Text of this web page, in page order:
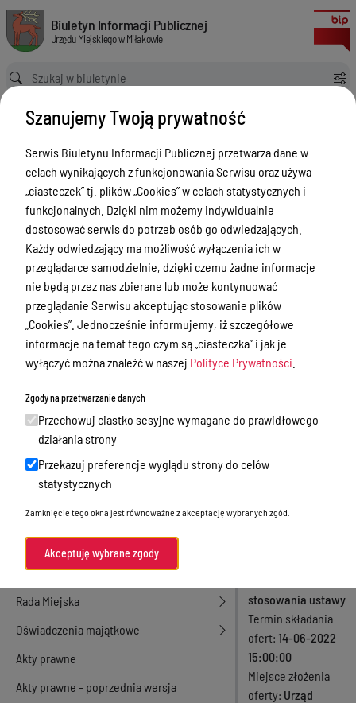
Dokumentacja projektowa na modernizację Stacji Uzdatniania Wody w
Biuletyn Informacji Publicznej Urzędu Miejskiego w Miłakowie
Biuletyn Informacji Publicznej
Urzędu Miejskiego w Miłakowie
Ścieżka powrotu
Strona główna
Zamówienia publiczne
Dokumentacja projektowa na modernizację Stacji Uzdatniania Wody w Boguchwałach
Zamówienia publiczne
Menu Przedmiotowe
Urząd Miejski w Miłakowie
Gmina Miłakowo
Majątek i finanse
Zamówienia publiczne
Urząd Stanu Cywilnego
Ewidencja ludności, dowody osobiste,
działalność gospodarcza
Przetargi
Ogłoszenia
Petycje
Nabór
Dyżury Aptek w Powiecie Ostródzkim
Komunikacja publiczna
Nieodpłatna pomoc prawna
Rada Miejska
Oświadczenia majątkowe
Akty prawne
Akty prawne - poprzednia wersja
Wersja obowiązująca
z dnia15-06-2022
09:22:47
Drukuj
Dokumentacja
projektowa na
modernizację
Stacji
Uzdatniania
RGT.ZP.45.2022
Usługi
stosowania ustawy
Termin składania
ofert 14-06-2022
15:00:00
Miejsce złożenia
oferty Urząd
Szanujemy Twoją prywatność
Serwis Biuletynu Informacji Publicznej przetwarza dane w
celach wynikających z funkcjonowania Serwisu oraz używa
„ciasteczek” tj. plików „Cookies” w celach statystycznych i
funkcjonalnych. Dzięki nim możemy indywidualnie
dostosować serwis do potrzeb osób go odwiedzających.
Każdy odwiedzający ma możliwość wyłączenia ich w
przeglądarce samodzielnie, dzięki czemu żadne informacje
nie będą przez nas zbierane lub może kontynuować
przeglądanie Serwisu akceptując stosowanie plików
„Cookies”. Jednocześnie informujemy, iż szczegółowe
informacje na temat tego czym są „ciasteczka” i jak je
wyłączyć można znaleźć w naszej Polityce Prywatności
Zgody na przetwarzanie danych
Przechowuj ciastko sesyjne wymagane do prawidłowego
działania strony
Przekazuj preferencje wyglądu strony do celów
statystycznych
Zamknięcie tego okna jest równoważne z akceptację wybranych zgód.
Akceptuję wybrane zgody